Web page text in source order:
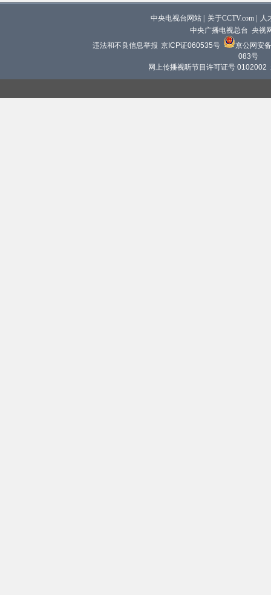
中央电视台网站 关于CCTV.com
人
中央广播电视总台 央视
违法和不良信息举报 京ICP证060535号
京公网安
083号
网上传播视听节目许可证号